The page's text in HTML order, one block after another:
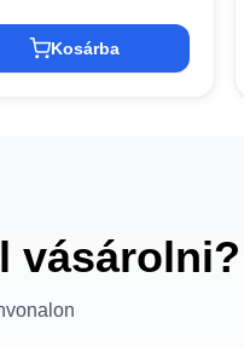
Kosárba
vásárolni?